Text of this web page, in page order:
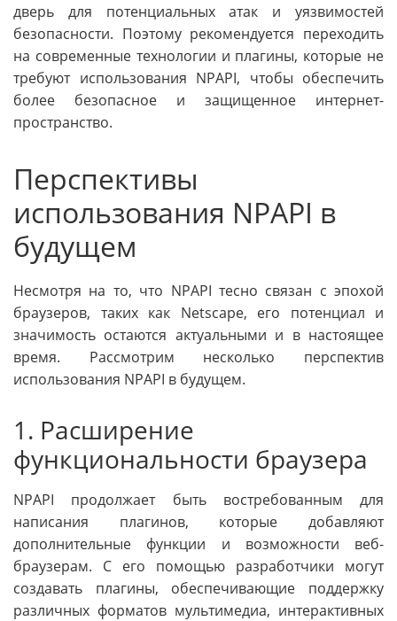
дверь для потенциальных атак и уязвимостей
безопасности. Поэтому рекомендуется переходить
на современные технологии и плагины, которые не
требуют использования NPAPI, чтобы обеспечить
более безопасное и защищенное интернет-
пространство.
Перспективы
использования NPAPI в
будущем
Несмотря на то, что NPAPI тесно связан с эпохой
браузеров, таких как Netscape, его потенциал и
значимость остаются актуальными и в настоящее
время. Рассмотрим несколько перспектив
использования NPAPI в будущем.
1. Расширение
функциональности браузера
NPAPI продолжает быть востребованным для
написания плагинов, которые добавляют
дополнительные функции и возможности веб-
браузерам. С его помощью разработчики могут
создавать плагины, обеспечивающие поддержку
различных форматов мультимедиа, интерактивных